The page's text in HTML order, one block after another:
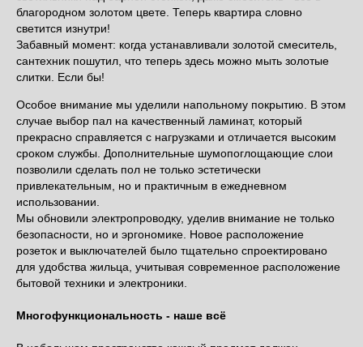
благородном золотом цвете. Теперь квартира словно
светится изнутри!
Забавный момент: когда устанавливали золотой смеситель,
сантехник пошутил, что теперь здесь можно мыть золотые
слитки. Если бы!
Особое внимание мы уделили напольному покрытию. В этом
случае выбор пал на качественный ламинат, который
прекрасно справляется с нагрузками и отличается высоким
сроком службы. Дополнительные шумопоглощающие слои
позволили сделать пол не только эстетически
привлекательным, но и практичным в ежедневном
использовании.
Мы обновили электропроводку, уделив внимание не только
безопасности, но и эргономике. Новое расположение
розеток и выключателей было тщательно спроектировано
для удобства жильца, учитывая современное расположение
бытовой техники и электроники.
Многофункциональность - наше всё